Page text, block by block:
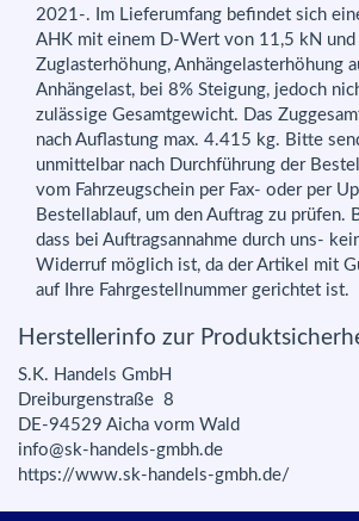
2021-. Im Lieferumfang befindet sich
AHK mit einem D-Wert von 11,5 kN und
Zuglasterhöhung, Anhängelasterhöhung
Anhängelast, bei 8% Steigung, jedoch
zulässige Gesamtgewicht. Das
nach Auflastung max. 4.415 kg. Bitte
unmittelbar nach Durchführung der
vom Fahrzeugschein per Fax- oder per
Bestellablauf, um den Auftrag zu prüfen.
dass bei Auftragsannahme durch uns-
Widerruf möglich ist, da der Artikel mit
auf Ihre Fahrgestellnummer gerichtet ist.
Herstellerinfo zur
S.K. Handels GmbH
Dreiburgenstraße 8
DE-94529 Aicha vorm Wald
info@sk-handels-gmbh.de
https://www.sk-handels-gmbh.de/